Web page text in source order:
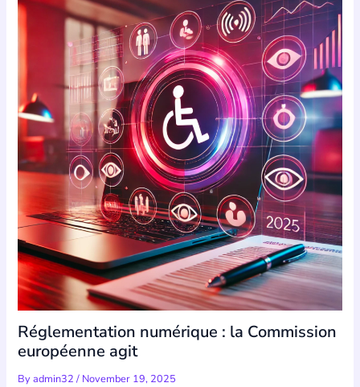
Réglementation numérique : la Commission
européenne agit
Byadmin32/ November 19, 2025